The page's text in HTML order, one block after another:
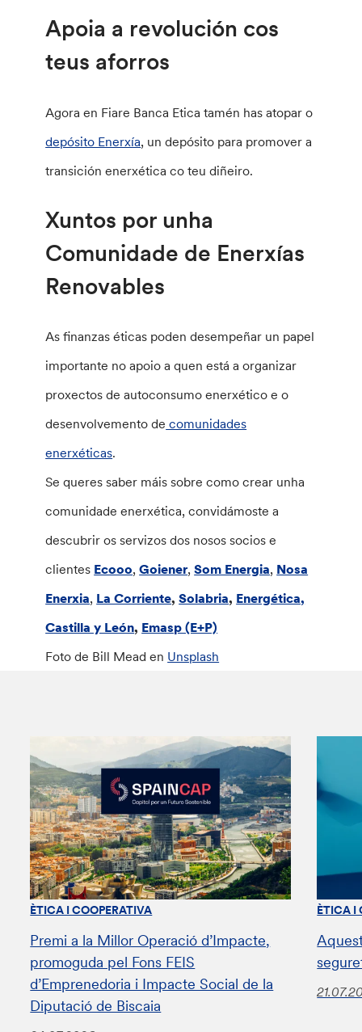
Apoia a revolución cos
teus aforros
Agora en Fiare Banca Etica tamén has atopar o
depósito Enerxía, un depósito para promover a
transición enerxética co teu diñeiro.
Xuntos por unha
Comunidade de Enerxías
Renovables
As finanzas éticas poden desempeñar un papel
importante no apoio a quen está a organizar
proxectos de autoconsumo enerxético e o
desenvolvemento de comunidades
enerxéticas.
Se queres saber máis sobre como crear unha
comunidade enerxética, convidámoste a
descubrir os servizos dos nosos socios e
clientes Ecooo,Goiener,Som Energia, Nosa
Enerxia, La Corriente,Solabria, Energética,
Castilla y León, Emasp (E+P)
Foto de Bill Mead en Unsplash
ÈTICA I COOPERATIVA
Premi a la Millor Operació d’Impacte,
promoguda pel Fons FEIS
d’Emprenedoria i Impacte Social de la
Diputació de Biscaia
ÈTICA I